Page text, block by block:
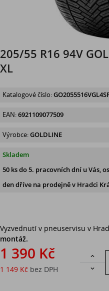
205/55 R16 94V
XL
Katalogové číslo:
EAN:6921109077509
Výrobce:GOLDLINE
Skladem
50 ksdo 5. pracovních dní u Vás,
den dříve na prodejněv Hradci
Vyzvednutí v pneuservisu v
montáž.
1 390 Kč
1 149 Kč bez DPH

